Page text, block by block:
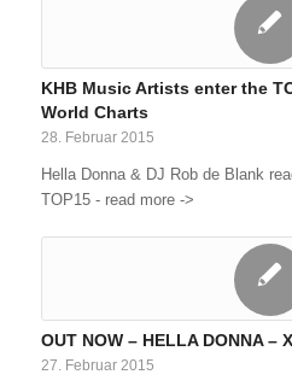
KHB Music Artists enter the
World Charts
28. Februar 2015
Hella Donna & DJ Rob de Blank
TOP15 - read more ->
OUT NOW – HELLA DONNA –
27. Februar 2015